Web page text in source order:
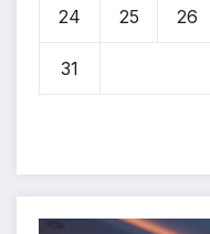
24 25 26
31